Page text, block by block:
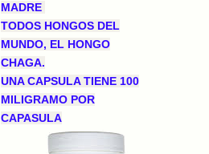
MADRE
TODOS HONGOS DEL
MUNDO, EL HONGO
CHAGA.
UNA CAPSULA TIENE 100
MILIGRAMO POR
CAPASULA